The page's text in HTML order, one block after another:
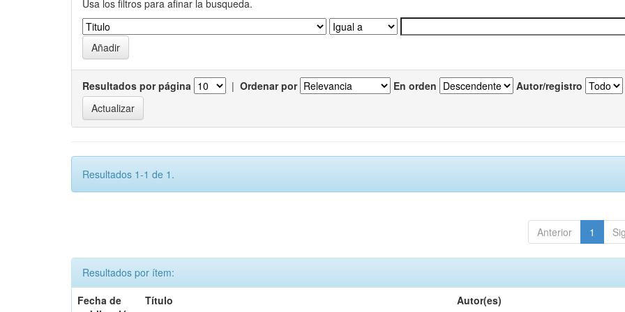
Usa los filtros para afinar la busqueda.
Resultados por página | Ordenar por En orden Autor/registro
Resultados 1-1 de 1.
Anterior 1
Resultados por ítem:
Fecha de
Título Autor(es)